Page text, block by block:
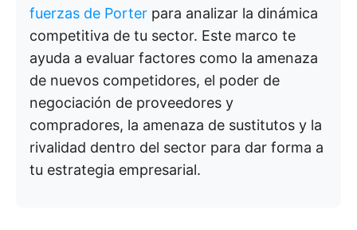
fuerzas de Porter para analizar la dinámica
competitiva de tu sector. Este marco te
ayuda a evaluar factores como la amenaza
de nuevos competidores, el poder de
negociación de proveedores y
compradores, la amenaza de sustitutos y la
rivalidad dentro del sector para dar forma a
tu estrategia empresarial.